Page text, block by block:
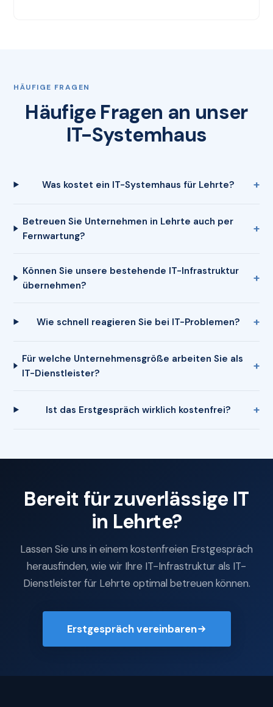
HÄUFIGE FRAGEN
Häufige Fragen an unser
IT-Systemhaus
Was kostet ein IT-Systemhaus für Lehrte?
Betreuen Sie Unternehmen in Lehrte auch per
Fernwartung?
Können Sie unsere bestehende IT-Infrastruktur
übernehmen?
Wie schnell reagieren Sie bei IT-Problemen?
Für welche Unternehmensgröße arbeiten Sie als
IT-Dienstleister?
Ist das Erstgespräch wirklich kostenfrei?
Bereit für zuverlässige IT
in Lehrte?
Lassen Sie uns in einem kostenfreien Erstgespräch
herausfinden, wie wir Ihre IT-Infrastruktur als IT-
Dienstleister für Lehrte optimal betreuen können.
Erstgespräch vereinbaren